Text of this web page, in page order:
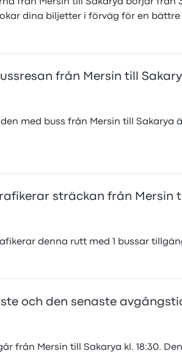
från Mersin till Sakarya börjar från
dina biljetter i förväg för en
från Mersin till
med buss från Mersin till Sakarya
sträckan från Mersin
denna rutt med 1 bussar
och den senaste
från Mersin till Sakarya kl. 18:30.